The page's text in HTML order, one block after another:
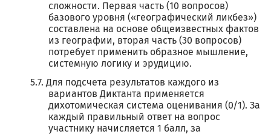
сложности. Первая часть (10 вопросов)
базового уровня («географический ликбез»)
составлена на основе общеизвестных фактов
из географии, вторая часть (30 вопросов)
потребует применить образное мышление,
системную логику и эрудицию.
Для подсчета результатов каждого из
вариантов Диктанта применяется
дихотомическая система оценивания (0/1). За
каждый правильный ответ на вопрос
участнику начисляется 1 балл, за